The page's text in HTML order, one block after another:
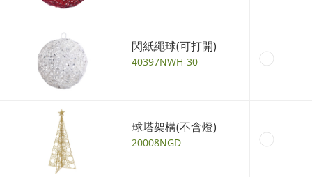
閃紙繩球(可打開)
40397NWH-30
球塔架構(不含燈)
20008NGD